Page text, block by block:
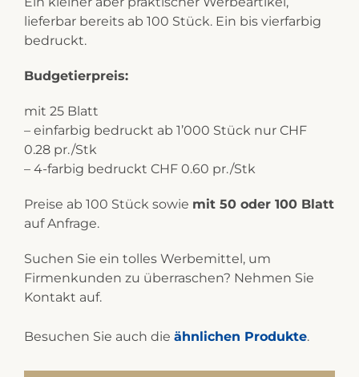
lieferbar bereits ab 100 Stück. Ein bis vierfarbig
bedruckt.
Budgetierpreis:
mit 25 Blatt
– einfarbig bedruckt ab 1’000 Stück nur CHF
0.28 pr./Stk
– 4-farbig bedruckt CHF 0.60 pr./Stk
Preise ab 100 Stück sowie mit 50 oder 100 Blatt
auf Anfrage.
Suchen Sie ein tolles Werbemittel, um
Firmenkunden zu überraschen? Nehmen Sie
Kontakt auf.
Besuchen Sie auch die ähnlichen Produkte.